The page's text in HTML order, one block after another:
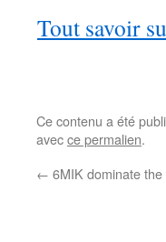
Tout savoir
Ce contenu a été
avecce permalien.
← 6MIK dominate